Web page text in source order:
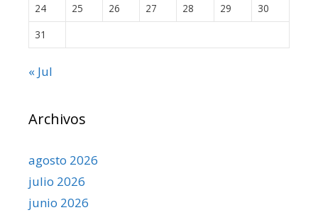
24
25 26 27 28 29
30
31
« Jul
Archivos
agosto 2026
julio 2026
junio 2026